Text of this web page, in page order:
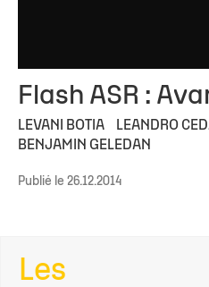
Flash ASR :
LEVANI BOTIA
LEANDRO
BENJAMIN GELEDAN
Publié le 26.12.2014
Les